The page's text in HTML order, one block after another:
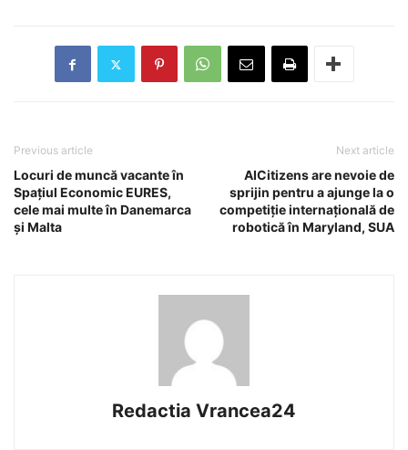
Previous article
Locuri de muncă vacante în
Spațiul Economic EURES,
cele mai multe în Danemarca
și Malta
Next article
AICitizens are nevoie de
sprijin pentru a ajunge la o
competiție internațională de
robotică în Maryland, SUA
Redactia Vrancea24